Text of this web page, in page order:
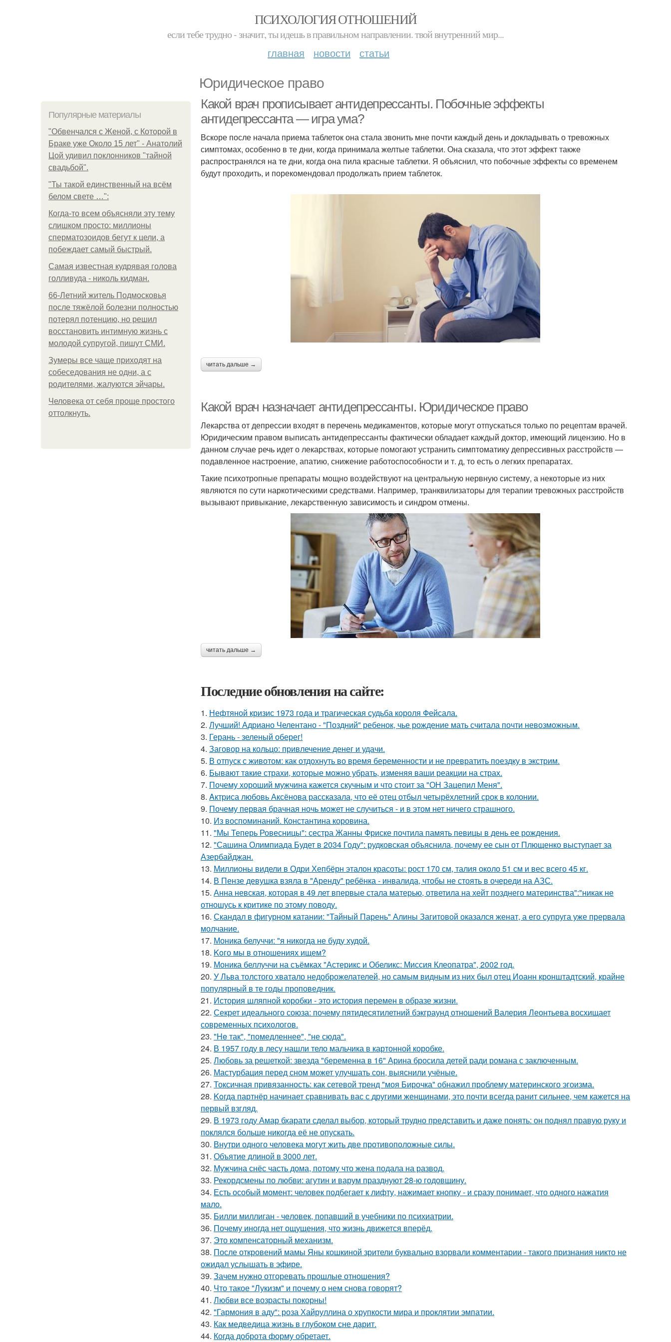
ПСИХОЛОГИЯ ОТНОШЕНИЙ
если тебе трудно - значит, ты идешь в правильном направлении. твой внутренний мир...
главная новости статьи
Юридическое право
Популярные материалы
"Обвенчался с Женой, с Которой в
Браке уже Около 15 лет" - Анатолий
Цой удивил поклонников "тайной
свадьбой".
"Ты такой единственный на всём
белом свете …":
Когда-то всем объясняли эту тему
слишком просто: миллионы
сперматозоидов бегут к цели, а
побеждает самый быстрый.
Самая известная кудрявая голова
голливуда - николь кидман.
66-Летний житель Подмосковья
после тяжёлой болезни полностью
потерял потенцию, но решил
восстановить интимную жизнь с
молодой супругой, пишут СМИ.
Зумеры все чаще приходят на
собеседования не одни, а с
родителями, жалуются эйчары.
Человека от себя проще простого
оттолкнуть.
Какой врач прописывает антидепрессанты. Побочные эффекты
антидепрессанта — игра ума?
Вскоре после начала приема таблеток она стала звонить мне почти каждый день и докладывать о тревожных
симптомах, особенно в те дни, когда принимала желтые таблетки. Она сказала, что этот эффект также
распространялся на те дни, когда она пила красные таблетки. Я объяснил, что побочные эффекты со временем
будут проходить, и порекомендовал продолжать прием таблеток.
читать дальше →
Какой врач назначает антидепрессанты. Юридическое право
Лекарства от депрессии входят в перечень медикаментов, которые могут отпускаться только по рецептам врачей.
Юридическим правом выписать антидепрессанты фактически обладает каждый доктор, имеющий лицензию. Но в
данном случае речь идет о лекарствах, которые помогают устранить симптоматику депрессивных расстройств —
подавленное настроение, апатию, снижение работоспособности и т. д, то есть о легких препаратах.
Такие психотропные препараты мощно воздействуют на центральную нервную систему, а некоторые из них
являются по сути наркотическими средствами. Например, транквилизаторы для терапии тревожных расстройств
вызывают привыкание, лекарственную зависимость и синдром отмены.
читать дальше →
Последние обновления на сайте:
1. Нефтяной кризис 1973 года и трагическая судьба короля Фейсала.
2. Лучший! Адриано Челентано - "Поздний" ребенок, чье рождение мать считала почти невозможным.
3. Герань - зеленый оберег!
4. Заговор на кольцо: привлечение денег и удачи.
5. В отпуск с животом: как отдохнуть во время беременности и не превратить поездку в экстрим.
6. Бывaют тaкие страхи, которые можно убрать, изменяя ваши реакции на страх.
7. Почему хороший мужчина кажется скучным и что стоит за "ОН Зацепил Меня".
8. Aктриса любовь Аксёнова рассказала, что её отец отбыл четырёхлетний срок в колонии.
9. Почему первая брачная ночь может не случиться - и в этом нет ничего страшного.
10. Из воспоминаний. Константина коровина.
11. "Мы Теперь Ровесницы": сестра Жанны Фриске почтила память певицы в день ее рождения.
12. "Сашина Олимпиада Будет в 2034 Году": рудковская объяснила, почему ее сын от Плющенко выступает за
Азербайджан.
13. Миллионы видели в Одри Хепбёрн эталон красоты: рост 170 см, талия около 51 см и вес всего 45 кг.
14. В Пензе девушка взяла в "Аренду" ребёнка - инвалида, чтобы не стоять в очереди на АЗС.
15. Анна невская, которая в 49 лет впервые стала матерью, ответила на хейт позднего материнства":"никак не
отношусь к критике по этому поводу.
16. Скандал в фигурном катании: "Тайный Парень" Алины Загитовой оказался женат, а его супруга уже прервала
молчание.
17. Моника белуччи: "я никогда не буду худой.
18. Koго мы в отношениях ищем?
19. Моника беллуччи на съёмках "Астерикс и Обеликс: Миссия Клеопатра", 2002 год.
20. У Льва толстого хватало недоброжелателей, но самым видным из них был отец Иоанн кронштадтский, крайне
популярный в те годы проповедник.
21. История шляпной коробки - это история перемен в образе жизни.
22. Секрет идеального союза: почему пятидесятилетний бэкграунд отношений Валерия Леонтьева восхищает
современных психологов.
23. "He так", "помедленнее", "не сюда".
24. В 1957 году в лесу нашли тело мальчика в картонной коробке.
25. Любовь за решеткой: звезда "беременна в 16" Арина бросила детей ради романа с заключенным.
26. Мастурбация перед сном может улучшать сон, выяснили учёные.
27. Токсичная привязанность: как сетевой тренд "моя Бирочка" обнажил проблему материнского эгоизма.
28. Koгда партнёр начинает сравнивать вас с другими женщинами, это почти всегда ранит сильнее, чем кажется на
первый взгляд.
29. В 1973 году Амар бхарати сделал выбор, который трудно представить и даже понять: он поднял правую руку и
поклялся больше никогда её не опускать.
30. Внутри одного человека могут жить две противоположные силы.
31. Объятие длиной в 3000 лет.
32. Мужчина снёс часть дома, потому что жена подала на развод.
33. Рекордсмены по любви: агутин и варум празднуют 28-ю годовщину.
34. Есть особый момент: человек подбегает к лифту, нажимает кнопку - и сразу понимает, что одного нажатия
мало.
35. Билли миллиган - чeловек, попавший в учебники по психиатрии.
36. Почему иногда нет ощущения, что жизнь движется вперёд.
37. Это компенсаторный механизм.
38. После откровений мамы Яны кошкиной зрители буквально взорвали комментарии - такого признания никто не
ожидал услышать в эфире.
39. Зачем нужно отгоревать прошлые отношения?
40. Что такое "Лукизм" и почему о нем снова говорят?
41. Любви все возрасты покорны!
42. "Гармония в аду": роза Хайруллина о хрупкости мира и проклятии эмпатии.
43. Как медведица жизнь в глубоком сне дарит.
44. Когда доброта форму обретает.